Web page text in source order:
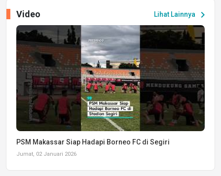
Lihat Lainnya chevron_right
Video
PSM Makassar Siap Hadapi Borneo FC di Segiri
Jumat, 02 Januari 2026